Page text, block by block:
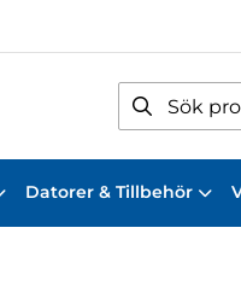
Datorer & Tillbehör